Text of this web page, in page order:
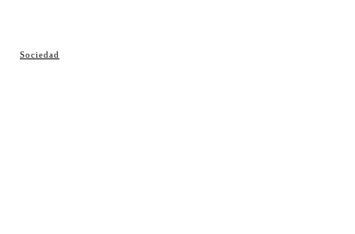
Sociedad